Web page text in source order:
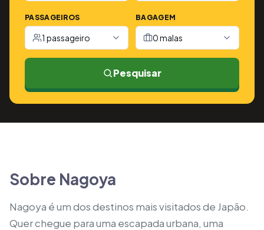
PASSAGEIROS
1 passageiro
BAGAGEM
0 malas
Pesquisar
Sobre Nagoya
Nagoya é um dos destinos mais visitados de Japão.
Quer chegue para uma escapada urbana, uma